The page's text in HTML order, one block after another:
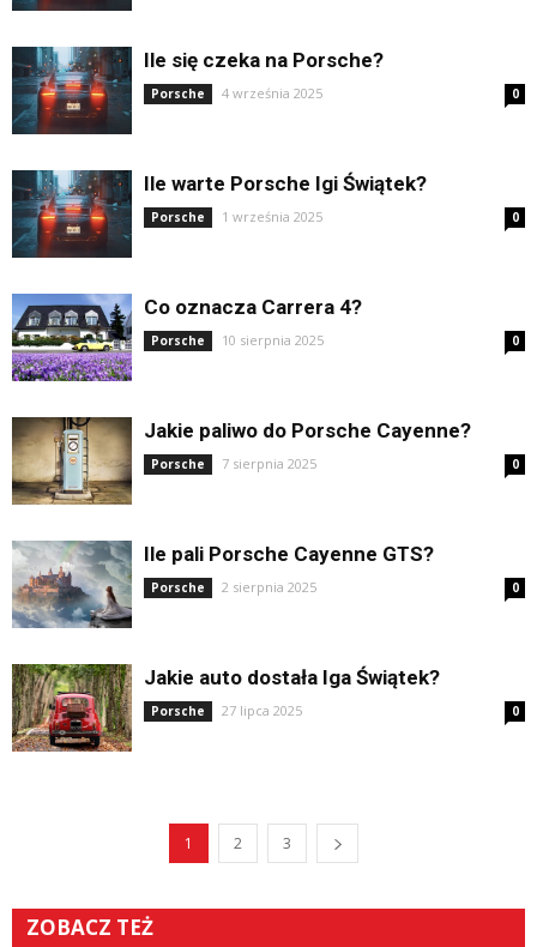
Ile się czeka na Porsche?
Porsche 4 września 2025 0
Ile warte Porsche Igi Świątek?
Porsche 1 września 2025 0
Co oznacza Carrera 4?
Porsche 10 sierpnia 2025 0
Jakie paliwo do Porsche Cayenne?
Porsche 7 sierpnia 2025 0
Ile pali Porsche Cayenne GTS?
Porsche 2 sierpnia 2025 0
Jakie auto dostała Iga Świątek?
Porsche 27 lipca 2025 0
1 2 3
ZOBACZ TEŻ